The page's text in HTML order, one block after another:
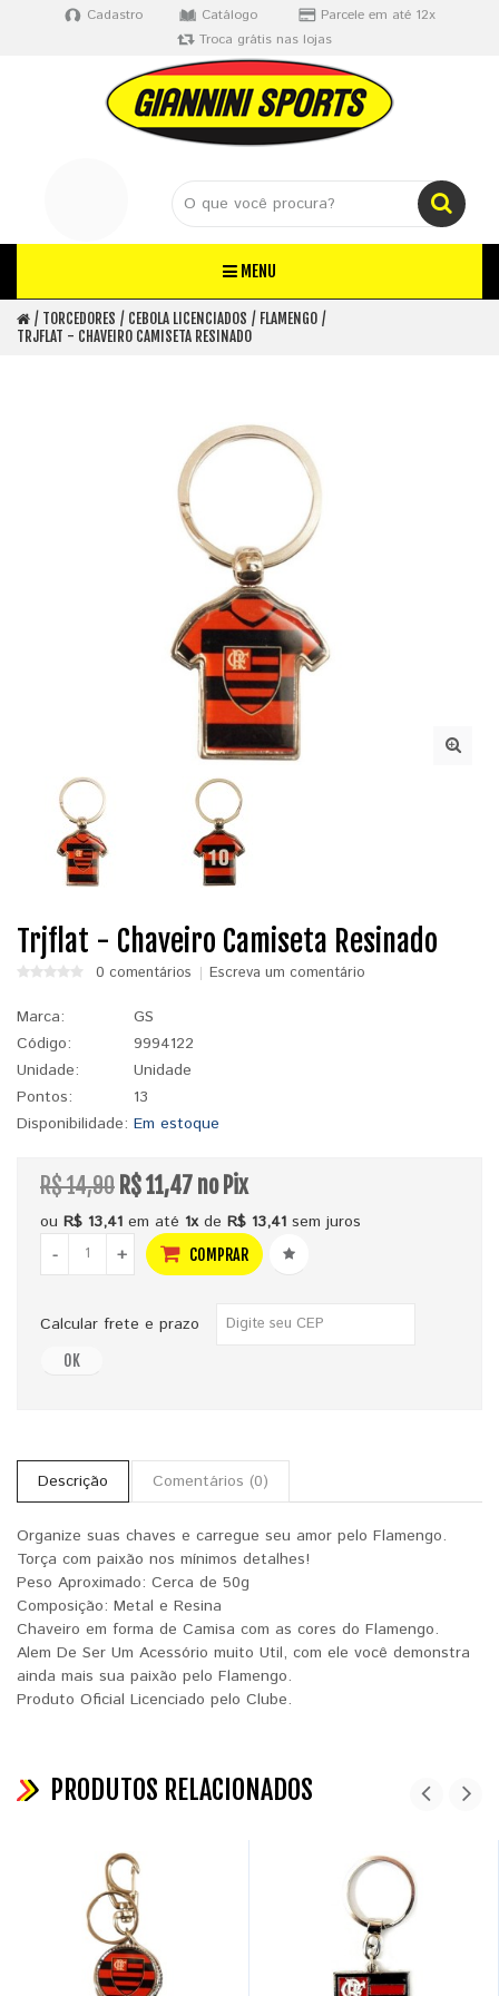
Cadastro Catálogo
Parcele em até 12x
Troca grátis nas lojas
MENU
TORCEDORES CEBOLA LICENCIADOS
FLAMENGO
TRJFLAT - CHAVEIRO CAMISETA RESINADO
Trjflat - Chaveiro Camiseta Resinado
0 comentários Escreva um comentário
Marca:
GS
Código:
9994122
Unidade:
Unidade
Pontos:
13
Disponibilidade: Em estoque
R$ 14,90 R$ 11,47 no Pix
ou R$ 13,41 em até 1xde R$ 13,41 sem juros
-
+ COMPRAR
Calcular frete e prazo
OK
Descrição Comentários (0)
Organize suas chaves e carregue seu amor pelo Flamengo.
Torça com paixão nos mínimos detalhes!
Peso Aproximado: Cerca de 50g
Composição: Metal e Resina
Chaveiro em forma de Camisa com as cores do Flamengo.
Alem De Ser Um Acessório muito Util, com ele você demonstra
ainda mais sua paixão pelo Flamengo.
Produto Oficial Licenciado pelo Clube.
PRODUTOS RELACIONADOS